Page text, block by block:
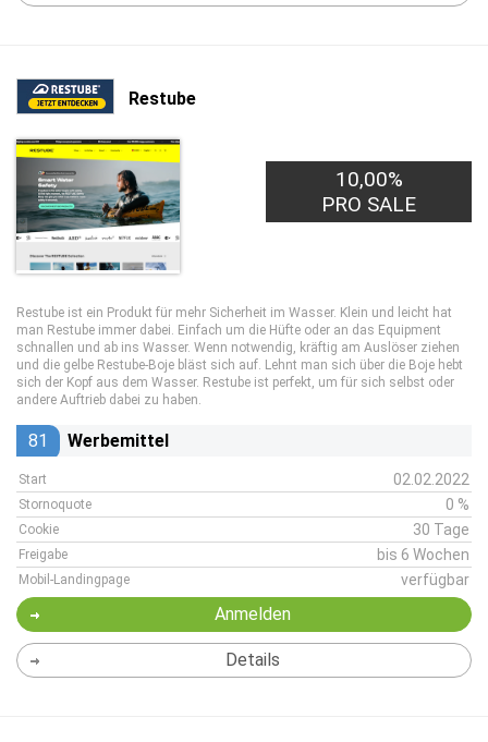
Restube
10,00%
PRO SALE
Restube ist ein Produkt für mehr Sicherheit im Wasser. Klein und leicht hat
man Restube immer dabei. Einfach um die Hüfte oder an das Equipment
schnallen und ab ins Wasser. Wenn notwendig, kräftig am Auslöser ziehen
und die gelbe Restube-Boje bläst sich auf. Lehnt man sich über die Boje hebt
sich der Kopf aus dem Wasser. Restube ist perfekt, um für sich selbst oder
andere Auftrieb dabei zu haben.
81 Werbemittel
Start 02.02.2022
Stornoquote 0 %
Cookie 30 Tage
Freigabe bis 6 Wochen
Mobil-Landingpage verfügbar
Anmelden
Details